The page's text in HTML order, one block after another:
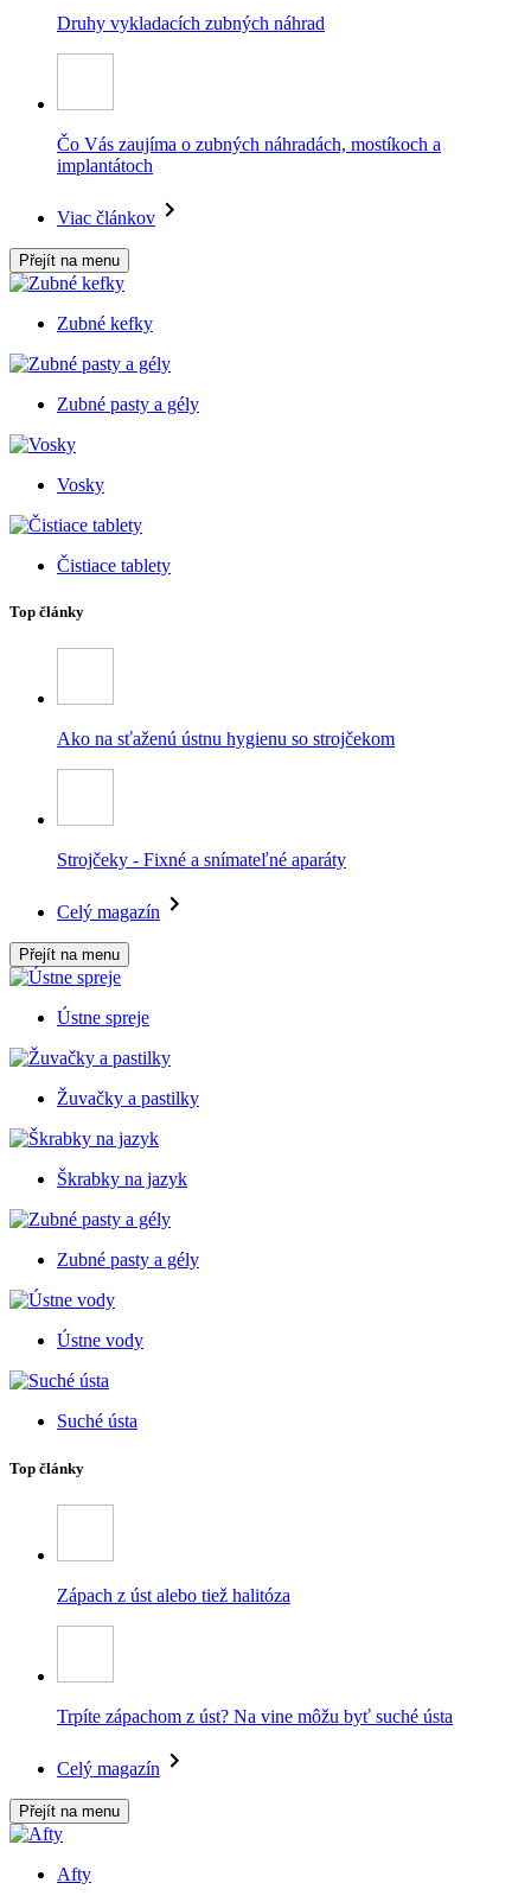
Druhy vykladacích zubných náhrad
Čo Vás zaujíma o zubných náhradách, mostíkoch a
implantátoch
Viac článkov
Přejít na menu
Zubné kefky
Zubné pasty a gély
Vosky
Čistiace tablety
Top články
Ako na sťaženú ústnu hygienu so strojčekom
Strojčeky - Fixné a snímateľné aparáty
Celý magazín
Přejít na menu
Ústne spreje
Žuvačky a pastilky
Škrabky na jazyk
Zubné pasty a gély
Ústne vody
Suché ústa
Top články
Zápach z úst alebo tiež halitóza
Trpíte zápachom z úst? Na vine môžu byť suché ústa
Celý magazín
Přejít na menu
Afty